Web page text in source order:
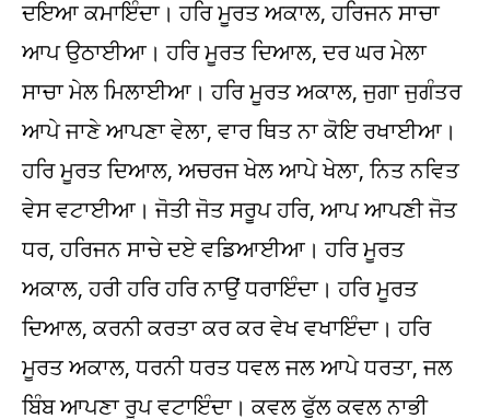
ਦਇਆ ਕਮਾਇੰਦਾ। ਹਰਿ ਮੂਰਤ ਅਕਾਲ, ਹਰਿਜਨ ਸਾਚਾ
ਆਪ ਉਠਾਈਆ। ਹਰਿ ਮੂਰਤ ਦਿਆਲ, ਦਰ ਘਰ ਮੇਲਾ
ਸਾਚਾ ਮੇਲ ਮਿਲਾਈਆ। ਹਰਿ ਮੂਰਤ ਅਕਾਲ, ਜੁਗਾ ਜੁਗੰਤਰ
ਆਪੇ ਜਾਣੇ ਆਪਣਾ ਵੇਲਾ, ਵਾਰ ਥਿਤ ਨਾ ਕੋਇ ਰਖਾਈਆ।
ਹਰਿ ਮੂਰਤ ਦਿਆਲ, ਅਚਰਜ ਖੇਲ ਆਪੇ ਖੇਲਾ, ਨਿਤ ਨਵਿਤ
ਵੇਸ ਵਟਾਈਆ। ਜੋਤੀ ਜੋਤ ਸਰੂਪ ਹਰਿ, ਆਪ ਆਪਣੀ ਜੋਤ
ਧਰ, ਹਰਿਜਨ ਸਾਚੇ ਦਏ ਵਡਿਆਈਆ। ਹਰਿ ਮੂਰਤ
ਅਕਾਲ, ਹਰੀ ਹਰਿ ਹਰਿ ਨਾਉਂ ਧਰਾਇੰਦਾ। ਹਰਿ ਮੂਰਤ
ਦਿਆਲ, ਕਰਨੀ ਕਰਤਾ ਕਰ ਕਰ ਵੇਖ ਵਖਾਇੰਦਾ। ਹਰਿ
ਮੂਰਤ ਅਕਾਲ, ਧਰਨੀ ਧਰਤ ਧਵਲ ਜਲ ਆਪੇ ਧਰਤਾ, ਜਲ
ਬਿੰਬ ਆਪਣਾ ਰੂਪ ਵਟਾਇੰਦਾ। ਕਵਲ ਫੁੱਲ ਕਵਲ ਨਾਭੀ